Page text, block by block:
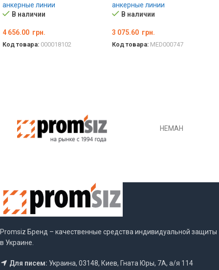
анкерные линии
В наличии
4 656.00 грн.
Код товара: 000018102
анкерные линии
В наличии
3 075.60 грн.
Код товара: MED000747
НЕМАН
Promsiz Бренд – качественные средства индивидуальной защиты
в Украине.
Для писем: Украина, 03148, Киев, Гната Юры, 7А, а/я 114